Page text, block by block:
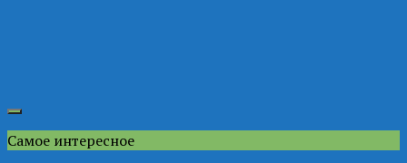
Самое интересное